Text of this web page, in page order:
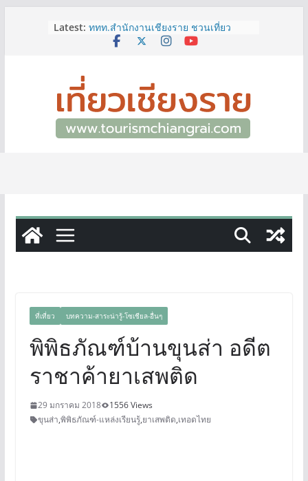
Latest: ททท.สำนักงานเชียงราย ชวนเที่ยว
เชียงรายหน้าฝน ให้ชุ่มฉ่ำหัวใจไปกับ
เลขสวย หมวด ขจ เปิดประมูลออนไลน์
แล้ววันนี้ เลขเด่น เลขมงคล ความหมาย
ดีมีให้เลือกหลากหลายทั้ง 301 หมายเลข
3 พิกัด ที่เที่ยวชมงานเทศกาลโล้ชิงช้า
ยกระดับตลาดสด 100 ปี สู่พิพิธภัณฑ์
ศิลปะมีชีวิต หนุนเศรษฐกิจสร้างสรรค์
ที่เที่ยว บทความ-สาระน่ารู้-โซเชียล-อื่นๆ
พิพิธภัณฑ์บ้านขุนส่า อดีต
ราชาค้ายาเสพติด
29 มกราคม 2018
1556 Views
ขุนส่า,พิพิธภัณฑ์-แหล่งเรียนรู้,ยาเสพติด,เทอดไทย